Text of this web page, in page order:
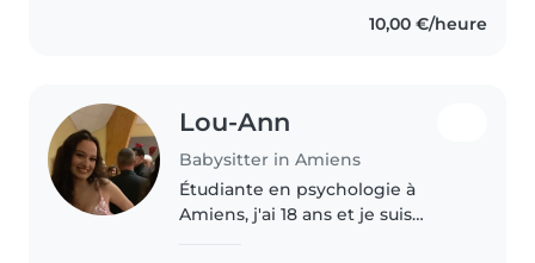
où j'interviens pendant les10,00 €/heure
Lou-Ann
Babysitter in Amiens
Étudiante en psychologie à
Amiens, j'ai 18 ans et je suis